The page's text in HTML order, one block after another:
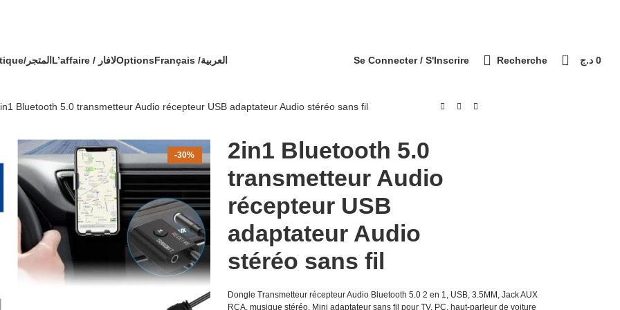
Boutique/المتجر L’affaire / لافارOptionsFrançais /العربية Se Connecter / S'Inscrire Recherche 0 0 د.ج
Bluetooth 5.0 transmetteur Audio récepteur USB adaptateur Audio stéréo sans fil
-30%
2in1 Bluetooth 5.0
transmetteur Audio
récepteur USB
adaptateur Audio
stéréo sans fil
Dongle Transmetteur récepteur Audio Bluetooth 5.0 2 en 1, USB, 3.5MM, Jack AUX
RCA, musique stéréo, Mini adaptateur sans fil pour TV, PC, haut-parleur de voiture